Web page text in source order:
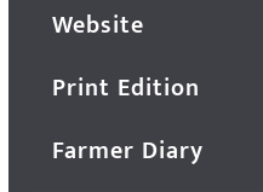
Website
Print Edition
Farmer Diary